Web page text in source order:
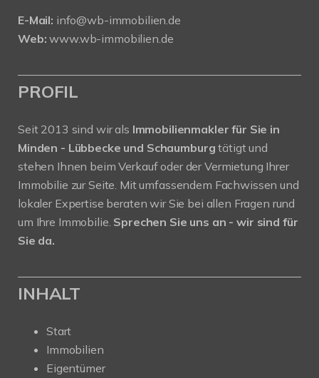
E-Mail: info@wb-immobilien.de
Web: www.wb-immobilien.de
PROFIL
Seit 2013 sind wir als Immobilienmakler für Sie in
Minden - Lübbecke und Schaumburgtätigt und
stehen Ihnen beim Verkauf oder der Vermietung Ihrer
Immobilie zur Seite. Mit umfassendem Fachwissen und
lokaler Expertise beraten wir Sie bei allen Fragen rund
um Ihre Immobilie. Sprechen Sie uns an - wir sind für
Sie da.
INHALT
Start
Immobilien
Eigentümer